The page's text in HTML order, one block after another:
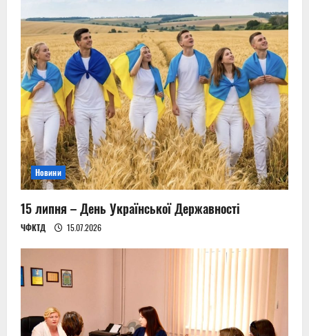
Новини
15 липня – День Української Державності
ЧФКТД 15.07.2026